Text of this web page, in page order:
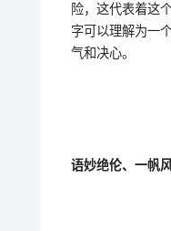
险，这代表着这
字可以理解为一
气和决心。
语妙绝伦、一帆